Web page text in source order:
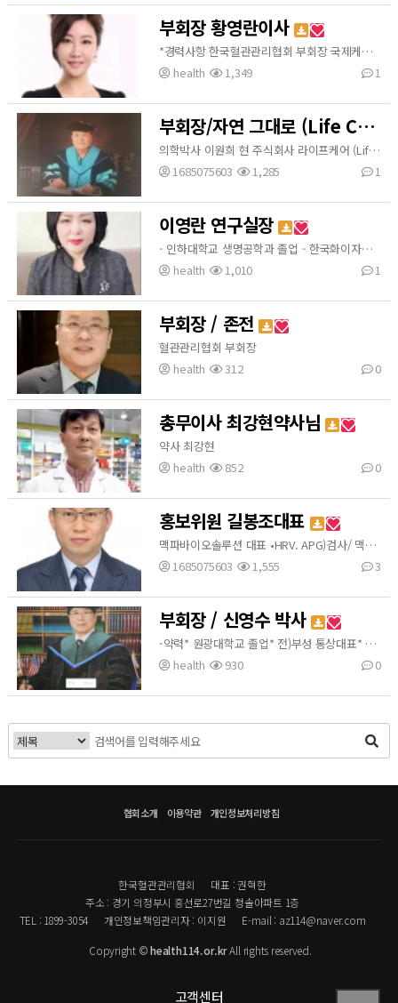
부회장 황영란이사
*경력사항 한국혈관관리협회 부회장 국제케이뷰티산업협동조합 이사장 국제전문예술가연합회 GPF 아시아 총회장 국제미용가총연합회 IFBC 총회장 2018 ~ 제13회 국제뷰티아티스트엑스포 집행위원장 2017 제19대 대통령선거 중앙선거대책위원회 동북아평화경제위원회 국제뷰티문화산업특위 부위원장 2017 제10회 대한민국 국제뷰티아티스트 엑스포 콘테스트 조직위원장 2016 무궁화리더스포럼 수석부회장 2016 서울국제뷰티아티스트 엑스포 콘테스트 심사위원 *학력사항 2018…
health
1,349 1
부회장/자연 그대로 (Life Care) 회장 이원희
의학박사 이원희 현 주식회사 라이프케어 (Life Care) 회장 -대체의학지도자 / 건강관리 지도자 1급
1685075603
1,285 1
이영란 연구실장
- 인하대학교 생명공학과 졸업 - 한국화이자제약 (근무) - 피엘코스메틱 (근무) - (주) 경주생약 식품 사업부 - 상아제약 연구소 (근무)
health
1,010 1
부회장 / 존전
혈관관리협회 부회장
health
312 0
총무이사 최강현약사님
약사 최강현
health
852 0
홍보위원 길봉조대표
맥파바이오솔루션 대표 •HRV. APG)검사/ 맥파분석전문가 •NLP심리상담 전문가 •뇌기능분석/뉴로피드백전문가 •한국정신과학연구소 뇌교육강사 •한국뇌과학연구원 뇌교육트레이너 •( 방송 촬영지원/ interview- HRV검사 분석, ) •MBN [천기누설] 대한민국 치유의 마을을 찾아라. •MBC [파워매거진] 당신의 혈관은 안녕하십니까•KBS [밥상의 신] 스트레스 ZERO •MBC [컬투베란다 쇼] 분노조절장애•SBS [좋은 아침] 혈관다이어트가 장수비결 외 다수 채널A [닥터 지바고] 동맥경화! 혈관이 막…
1685075603
1,555 3
부회장 / 신영수 박사
-약력* 원광대학교 졸업* 전)부성 통상대표* 전)주사랑병원 연구소장* 전) 주식회사 엔이지엘 연구소장* 전) 주식회사 엔이바이오 대표* 전) 주식회사 VS바이오 연구소장* 현) 한국혈관관리협회 부회장-취득 자격증 및 수료* 사회체육지도자 3급* 스포츠마사지강사 1급* 운동처방사 2급* 카이로프라틱 강사 1급* 일본 기미요시 이소가이요법 수료* 순천향 대학교 기업인상 수상* 충남벤처기업인상 수상* 대한민국 창조 경영대상 수상*인천 해양경찰청장 표창수상
health
930 0
협회소개 이용약관 개인정보처리방침
한국혈관관리협회
대표 : 권혁한
주소 : 경기 의정부시 흥선로27번길 청솔아파트 1층
TEL : 1899-3054
개인정보책임관리자 : 이지원
E-mail : az114@naver.com
Copyright ©health114.or.krAll rights reserved.
고객센터